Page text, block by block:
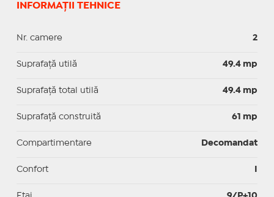
INFORMAȚII TEHNICE
Nr. camere 2
Suprafaţă utilă 49.4 mp
Suprafaţă total utilă 49.4 mp
Suprafaţă construită 61 mp
Compartimentare Decomandat
Confort